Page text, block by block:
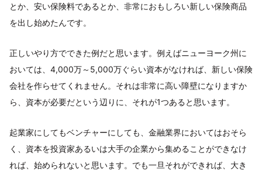
とか、安い保険料であるとか、非常におもしろい新しい保険商品
を出し始めたんです。
正しいやり方でできた例だと思います。例えばニューヨーク州に
おいては、4,000万～5,000万ぐらい資本がなければ、新しい保険
会社を作らせてくれません。それは非常に高い障壁になりますか
ら、資本が必要だという辺りに、それが1つあると思います。
起業家にしてもベンチャーにしても、金融業界においてはおそら
く、資本を投資家あるいは大手の企業から集めることができなけ
れば、始められないと思います。でも一旦それができれば、大き